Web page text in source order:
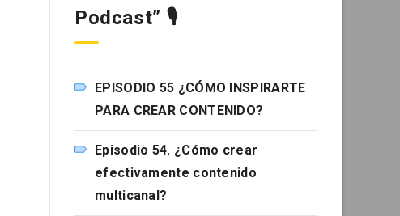
Podcast” 🎙
EPISODIO 55 ¿CÓMO INSPIRARTE
PARA CREAR CONTENIDO?
Episodio 54. ¿Cómo crear
efectivamente contenido
multicanal?